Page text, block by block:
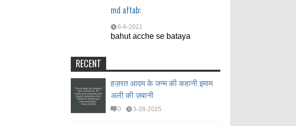
md aftab:
6-6-2021
bahut acche se bataya
RECENT
हज़रत आदम के जन्म की कहानी इमाम
अली की ज़बानी
0 3-28-2025